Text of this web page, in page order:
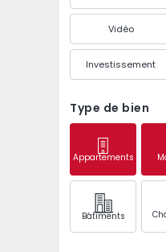
Vidéo
Investissement
Type de bien
Appartements
Bâtiments